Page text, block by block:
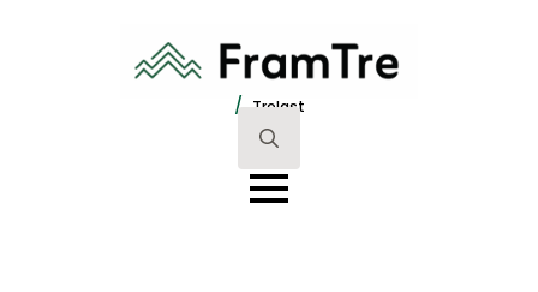
/ Trelast
Search
for: